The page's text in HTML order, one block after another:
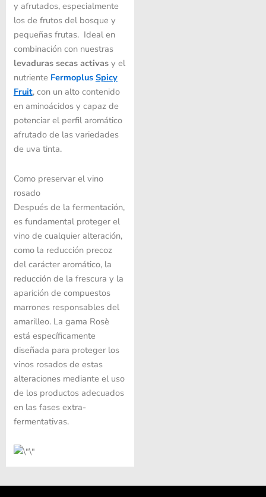
y afrutados, especialmente
los de frutos del bosque y
pequeñas frutas. Ideal en
combinación con nuestras
levaduras secas activas y el
nutriente Fermoplus Spicy
Fruit, con un alto contenido
en aminoácidos y capaz de
potenciar el perfil aromático
afrutado de las variedades
de uva tinta.
Como preservar el vino
rosado
Después de la fermentación,
es fundamental proteger el
vino de cualquier alteración,
como la reducción precoz
del carácter aromático, la
reducción de la frescura y la
aparición de compuestos
marrones responsables del
amarilleo. La gama Rosè ​​
está específicamente
diseñada para proteger los
vinos rosados ​​de estas
alteraciones mediante el uso
de los productos adecuados
en las fases extra-
fermentativas.